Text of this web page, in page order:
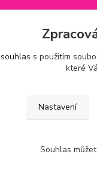
souhlas s použitím
které
Nastavení
Souhlas